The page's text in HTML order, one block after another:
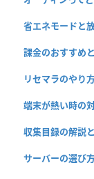
省エネモードと
課金のおすすめ
リセマラのやり
端末が熱い時の
収集目録の解説
サーバーの選び